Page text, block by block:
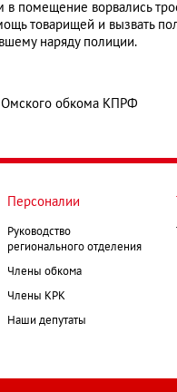
помещение ворвались
товарищей и вызвать
наряду полиции.
Омского обкома КПРФ
Персоналии
Руководство
регионального отделения
Члены обкома
Члены КРК
Наши депутаты